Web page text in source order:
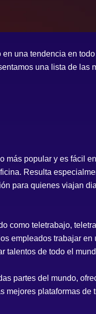
una tendencia en
una lista de
más popular y es fácil
Resulta
para quienes viajan
como teletrabajo,
empleados trabajar
talentos de todo el
partes del mundo,
mejores plataformas de